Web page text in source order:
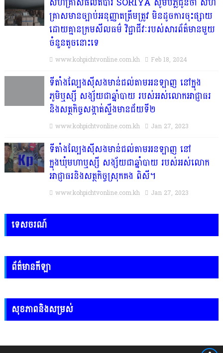
គ្រាសមានច្បាប់អនុញ្ញាតត្រឹមត្រូវ មិនដូចការចុះផ្សាយ
ដោយគ្មានក្រមសីលធម៌ វិជ្ជាជីវៈរបស់សារព័ត៌មានមួយ
ចំនួនតូចនោះទេ
www.kohpichtvonline.com.kh Feb 18, 2024
ទីតាំងល្បែងស៊ីសងមាន់ជល់តាមអនឡាញ នៅក្នុង
ភូមិឬស្សី សង្ស័យជាឆ្នាំបាយ របស់អស់លោកអាជ្ញាធរ
និងសត្ថកិច្ចសង្កាត់ស្ទឹងមានជ័យទី២
www.kohpichtvonline.com.kh Jan 27, 2023
ទីតាំងល្បែងស៊ីសងមាន់ជល់តាមអនឡាញ នៅ
ក្នុងឃុំមហាឬស្សី សង្ស័យជាឆ្នាំបាយ របស់អស់លោក
អាជ្ញាធរនិងសត្ថកិច្ចស្រុកគង ពិសី។
www.kohpichtvonline.com.kh Jan 27, 2023
ទេសចរណ៍
ព័ត៌មានកីឡា
សុខភាពនិងសម្រស់